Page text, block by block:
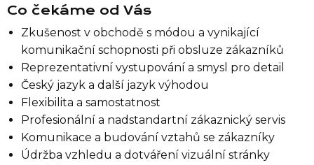
Seznam prodejen
Co čekáme od Vás
Zkušenost v obchodě s módou a vynikající
komunikační schopnosti při obsluze zákazníků
Reprezentativní vystupování a smysl pro detail
Český jazyk a další jazyk výhodou
Flexibilita a samostatnost
Profesionální a nadstandartní zákaznický servis
Komunikace a budování vztahů se zákazníky
Údržba vzhledu a dotváření vizuální stránky